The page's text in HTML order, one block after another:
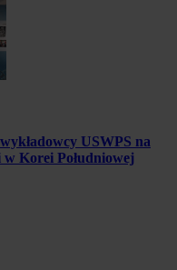
USWPS na
Korei Południowej